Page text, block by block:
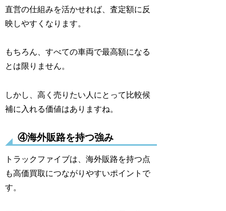
直営の仕組みを活かせれば、査定額に反
映しやすくなります。
もちろん、すべての車両で最高額になる
とは限りません。
しかし、高く売りたい人にとって比較候
補に入れる価値はありますね。
④海外販路を持つ強み
トラックファイブは、海外販路を持つ点
も高価買取につながりやすいポイントで
す。